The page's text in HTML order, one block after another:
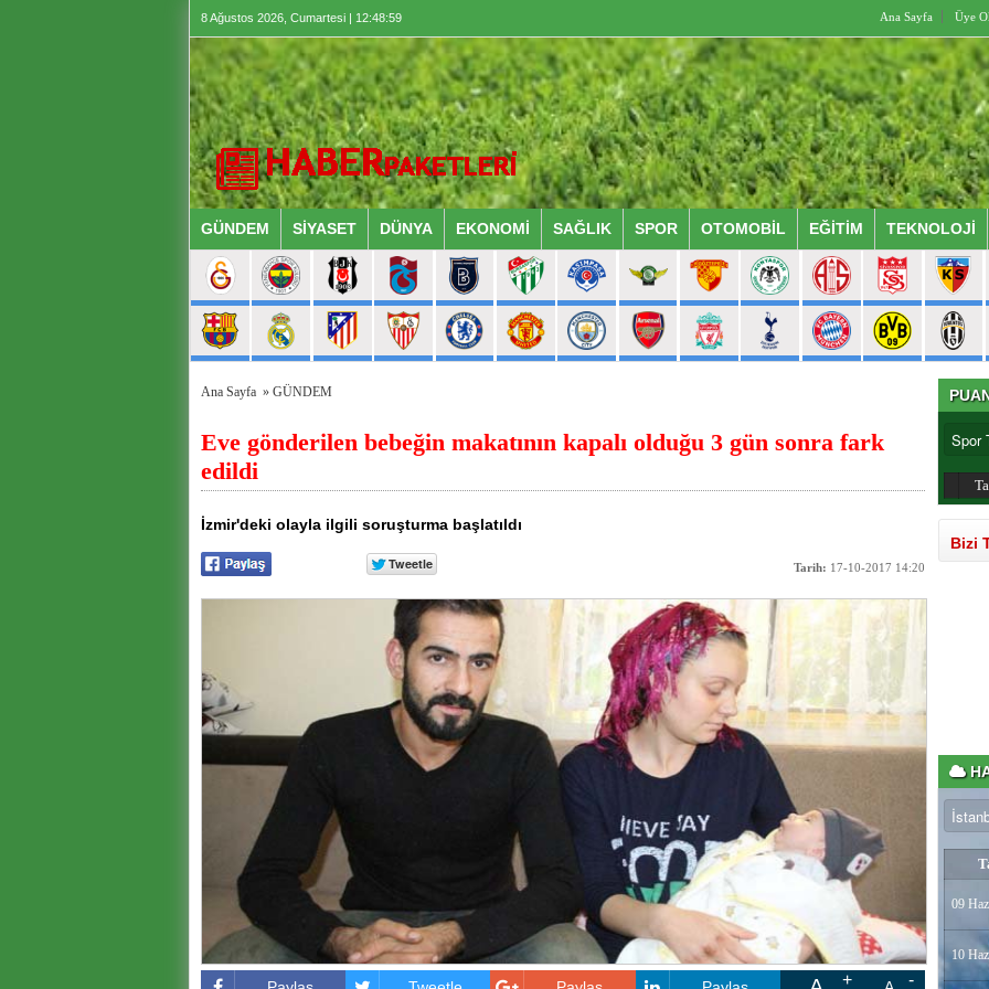
8 Ağustos 2026, Cumartesi | 12:49:00 Ana Sayfa Üye Ol
GÜNDEM SİYASET DÜNYA EKONOMİ SAĞLIK SPOR OTOMOBİL EĞİTİM TEKNOLOJİ
Ana Sayfa » GÜNDEM
Eve gönderilen bebeğin makatının kapalı olduğu 3 gün sonra fark
edildi
İzmir'deki olayla ilgili soruşturma başlatıldı
Tarih: 17-10-2017 14:20
Bizi
09
10